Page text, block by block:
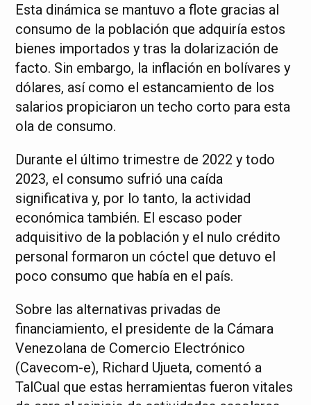
Esta dinámica se mantuvo a flote gracias al
consumo de la población que adquiría estos
bienes importados y tras la dolarización de
facto. Sin embargo, la inflación en bolívares y
dólares, así como el estancamiento de los
salarios propiciaron un techo corto para esta
ola de consumo.
Durante el último trimestre de 2022 y todo
2023, el consumo sufrió una caída
significativa y, por lo tanto, la actividad
económica también. El escaso poder
adquisitivo de la población y el nulo crédito
personal formaron un cóctel que detuvo el
poco consumo que había en el país.
Sobre las alternativas privadas de
financiamiento, el presidente de la Cámara
Venezolana de Comercio Electrónico
(Cavecom-e), Richard Ujueta, comentó a
TalCual que estas herramientas fueron vitales